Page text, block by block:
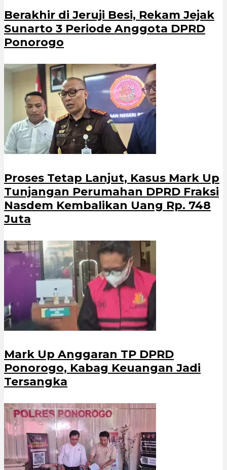
Berakhir di Jeruji Besi, Rekam Jejak
Sunarto 3 Periode Anggota DPRD
Ponorogo
Proses Tetap Lanjut, Kasus Mark Up
Tunjangan Perumahan DPRD Fraksi
Nasdem Kembalikan Uang Rp. 748
Juta
Mark Up Anggaran TP DPRD
Ponorogo, Kabag Keuangan Jadi
Tersangka